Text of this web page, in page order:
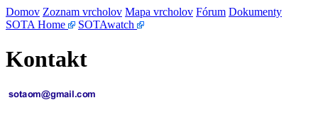
Domov Zoznam vrcholov Mapa vrcholov Fórum Dokumenty
SOTA Home
SOTAwatch
Kontakt